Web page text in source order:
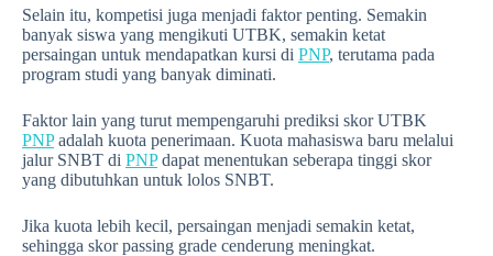
Selain itu, kompetisi juga menjadi faktor penting. Semakin
banyak siswa yang mengikuti UTBK, semakin ketat
persaingan untuk mendapatkan kursi di PNP, terutama pada
program studi yang banyak diminati.
Faktor lain yang turut mempengaruhi prediksi skor UTBK
PNPadalah kuota penerimaan. Kuota mahasiswa baru melalui
jalur SNBT di PNPdapat menentukan seberapa tinggi skor
yang dibutuhkan untuk lolos SNBT.
Jika kuota lebih kecil, persaingan menjadi semakin ketat,
sehingga skor passing grade cenderung meningkat.